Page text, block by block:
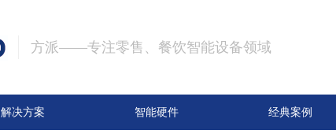
方派——专注零售、餐饮智能设备领域
解决方案 智能硬件 经典案例